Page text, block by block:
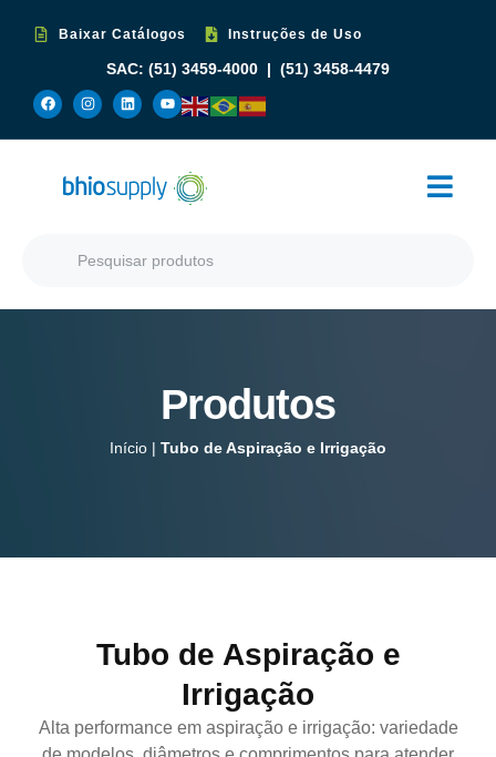
Baixar Catálogos Instruções de Uso
SAC: (51) 3459-4000 (51) 3458-4479
Produtos
Início | Tubo de Aspiração e Irrigação
Tubo de Aspiração e
Irrigação
Alta performance em aspiração e irrigação: variedade